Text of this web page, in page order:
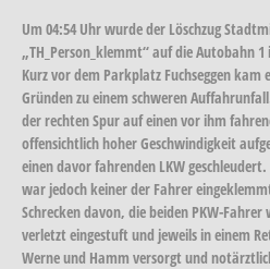
Um 04:54 Uhr wurde der Löschzug
„TH_Person_klemmt“ auf die Autobahn
Kurz vor dem Parkplatz Fuchseggen kam
Gründen zu einem schweren
der rechten Spur auf einen vor ihm
offensichtlich hoher Geschwindigkeit
einen davor fahrenden LKW
war jedoch keiner der Fahrer
Schrecken davon, die beiden PKW-
verletzt eingestuft und jeweils in einem
Werne und Hamm versorgt und